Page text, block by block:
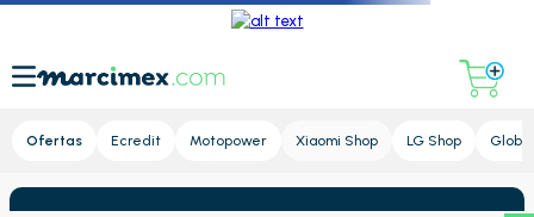
Ofertas Ecredit Motopower Xiaomi Shop LG Shop Global